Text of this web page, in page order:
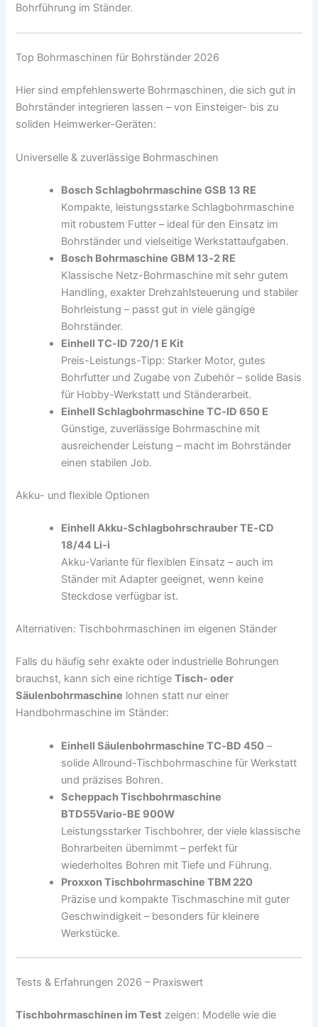
Bohrführung im Ständer.
Top Bohrmaschinen für Bohrständer 2026
Hier sind empfehlenswerte Bohrmaschinen, die sich gut in
Bohrständer integrieren lassen – von Einsteiger- bis zu
soliden Heimwerker-Geräten:
Universelle & zuverlässige Bohrmaschinen
Bosch Schlagbohrmaschine GSB 13 RE
Kompakte, leistungsstarke Schlagbohrmaschine
mit robustem Futter – ideal für den Einsatz im
Bohrständer und vielseitige Werkstattaufgaben.
Bosch Bohrmaschine GBM 13‑2 RE
Klassische Netz-Bohrmaschine mit sehr gutem
Handling, exakter Drehzahlsteuerung und stabiler
Bohrleistung – passt gut in viele gängige
Bohrständer.
Einhell TC‑ID 720/1 E Kit
Preis-Leistungs-Tipp: Starker Motor, gutes
Bohrfutter und Zugabe von Zubehör – solide Basis
für Hobby-Werkstatt und Ständerarbeit.
Einhell Schlagbohrmaschine TC‑ID 650 E
Günstige, zuverlässige Bohrmaschine mit
ausreichender Leistung – macht im Bohrständer
einen stabilen Job.
Akku- und flexible Optionen
Einhell Akku‑Schlagbohrschrauber TE‑CD
18/44 Li‑i
Akku-Variante für flexiblen Einsatz – auch im
Ständer mit Adapter geeignet, wenn keine
Steckdose verfügbar ist.
Alternativen: Tischbohrmaschinen im eigenen Ständer
Falls du häufig sehr exakte oder industrielle Bohrungen
brauchst, kann sich eine richtigeTisch- oder
Säulenbohrmaschine lohnen statt nur einer
Handbohrmaschine im Ständer:
Einhell Säulenbohrmaschine TC‑BD 450 –
solide Allround-Tischbohrmaschine für Werkstatt
und präzises Bohren.
Scheppach Tischbohrmaschine
BTD55Vario‑BE 900W
Leistungsstarker Tischbohrer, der viele klassische
Bohrarbeiten übernimmt – perfekt für
wiederholtes Bohren mit Tiefe und Führung.
Proxxon Tischbohrmaschine TBM 220
Präzise und kompakte Tischmaschine mit guter
Geschwindigkeit – besonders für kleinere
Werkstücke.
Tests & Erfahrungen 2026 – Praxiswert
Tischbohrmaschinen im Test zeigen: Modelle wie die